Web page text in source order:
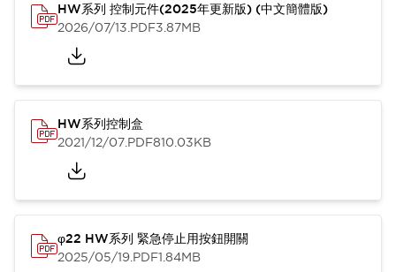
HW系列 控制元件(2025年更新版) (中文簡體版)
2026/07/13.PDF3.87MB
HW系列控制盒
2021/12/07.PDF810.03KB
φ22 HW系列 緊急停止用按鈕開關
2025/05/19.PDF1.84MB